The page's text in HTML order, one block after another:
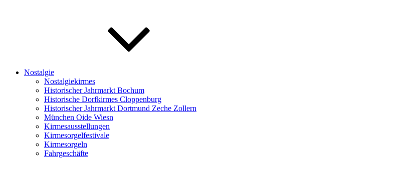
Nostalgie
Nostalgiekirmes
Historischer Jahrmarkt Bochum
Historische Dorfkirmes Cloppenburg
Historischer Jahrmarkt Dortmund Zeche Zollern
München Oide Wiesn
Kirmesausstellungen
Kirmesorgelfestivale
Kirmesorgeln
Fahrgeschäfte